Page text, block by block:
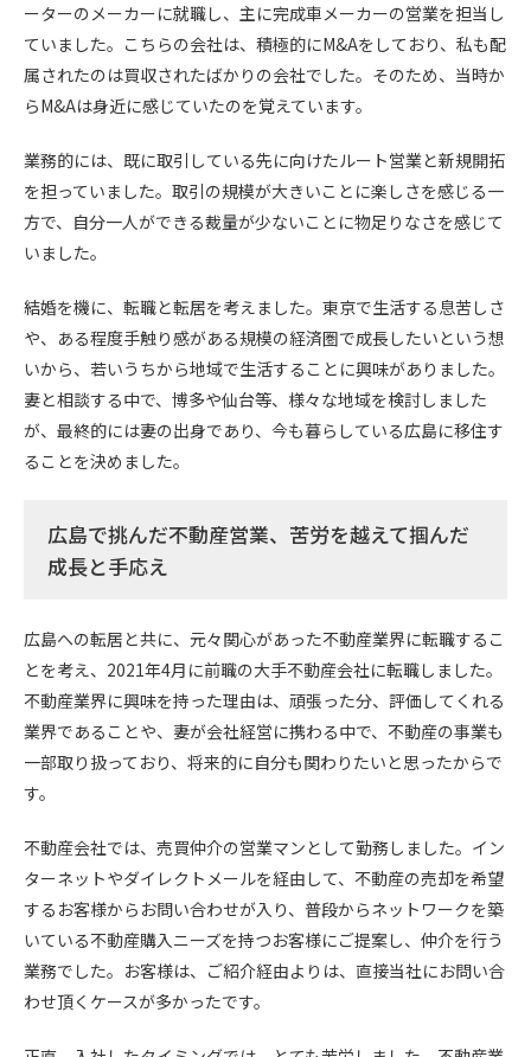
ーターのメーカーに就職し、主に完成車メーカーの営業を担当し
ていました。こちらの会社は、積極的にM&Aをしており、私も配
属されたのは買収されたばかりの会社でした。そのため、当時か
らM&Aは身近に感じていたのを覚えています。
業務的には、既に取引している先に向けたルート営業と新規開拓
を担っていました。取引の規模が大きいことに楽しさを感じる一
方で、自分一人ができる裁量が少ないことに物足りなさを感じて
いました。
結婚を機に、転職と転居を考えました。東京で生活する息苦しさ
や、ある程度手触り感がある規模の経済圏で成長したいという想
いから、若いうちから地域で生活することに興味がありました。
妻と相談する中で、博多や仙台等、様々な地域を検討しました
が、最終的には妻の出身であり、今も暮らしている広島に移住す
ることを決めました。
広島で挑んだ不動産営業、苦労を越えて掴んだ
成長と手応え
広島への転居と共に、元々関心があった不動産業界に転職するこ
とを考え、2021年4月に前職の大手不動産会社に転職しました。
不動産業界に興味を持った理由は、頑張った分、評価してくれる
業界であることや、妻が会社経営に携わる中で、不動産の事業も
一部取り扱っており、将来的に自分も関わりたいと思ったからで
す。
不動産会社では、売買仲介の営業マンとして勤務しました。イン
ターネットやダイレクトメールを経由して、不動産の売却を希望
するお客様からお問い合わせが入り、普段からネットワークを築
いている不動産購入ニーズを持つお客様にご提案し、仲介を行う
業務でした。お客様は、ご紹介経由よりは、直接当社にお問い合
わせ頂くケースが多かったです。